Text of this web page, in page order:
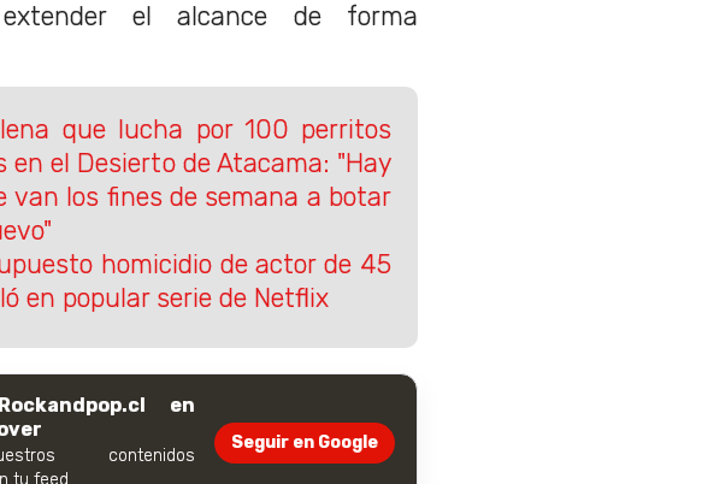
el alcance de forma
que lucha por 100 perritos
en el Desierto de Atacama: "Hay
van los fines de semana a botar
homicidio de actor de 45
en popular serie de Netflix
en
contenidos
Seguir en Google